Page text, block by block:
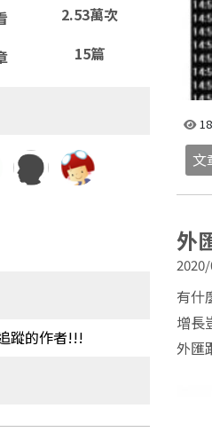
2.53萬次
15篇
蹤的作者!!!
文
外
有什
增長
外匯